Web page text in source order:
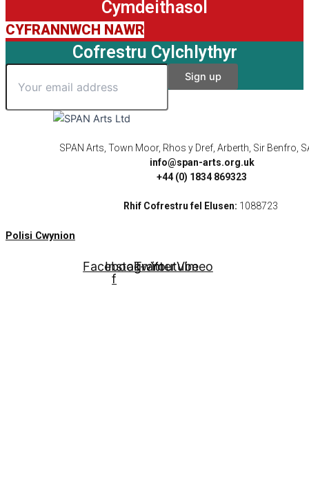
Cymdeithasol
CYFRANNWCH NAWR
Cofrestru Cylchlythyr
SPAN Arts, Town Moor, Rhos y Dref, Arberth, Sir Benfro,
info@span-arts.org.uk
+44 (0) 1834 869323
Rhif Cofrestru fel Elusen: 1088723
Polisi Cwynion
Facebook-
f
Instagram
Twitter
Youtube
Vimeo